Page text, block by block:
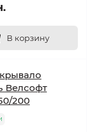
В корзину
Велсофт
200